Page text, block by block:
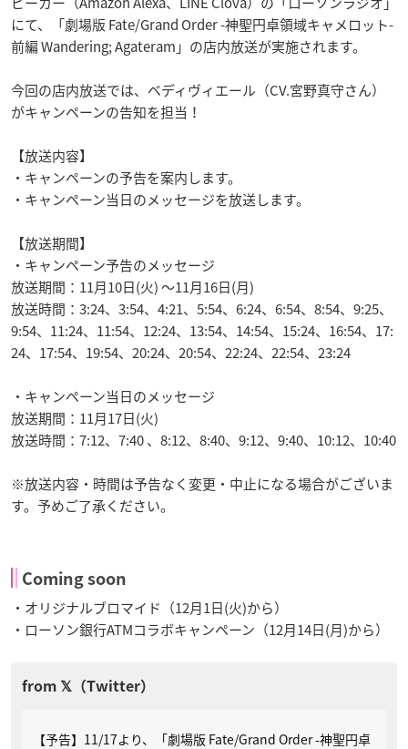
にて、「劇場版 Fate/Grand Order -神聖円卓領域キャメロット-
前編 Wandering; Agateram」の店内放送が実施されます。
今回の店内放送では、ベディヴィエール（CV.宮野真守さん）
がキャンペーンの告知を担当！
【放送内容】
・キャンペーンの予告を案内します。
・キャンペーン当日のメッセージを放送します。
【放送期間】
・キャンペーン予告のメッセージ
放送期間：11月10日(火) ～11月16日(月)
放送時間：3:24、3:54、4:21、5:54、6:24、6:54、8:54、9:25、
9:54、11:24、11:54、12:24、13:54、14:54、15:24、16:54、17:
24、17:54、19:54、20:24、20:54、22:24、22:54、23:24
・キャンペーン当日のメッセージ
放送期間：11月17日(火)
放送時間：7:12、7:40 、8:12、8:40、9:12、9:40、10:12、10:40
※放送内容・時間は予告なく変更・中止になる場合がございま
す。予めご了承ください。
Coming soon
・オリジナルブロマイド（12月1日(火)から）
・ローソン銀行ATMコラボキャンペーン（12月14日(月)から）
【予告】11/17より、「劇場版 Fate/Grand Order -神聖円卓